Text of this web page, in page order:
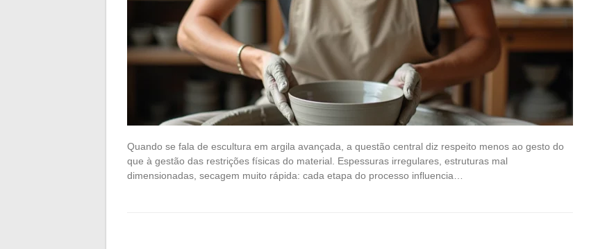
Quando se fala de escultura em argila avançada, a questão central diz respeito menos ao gesto do
que à gestão das restrições físicas do material. Espessuras irregulares, estruturas mal
dimensionadas, secagem muito rápida: cada etapa do processo influencia…